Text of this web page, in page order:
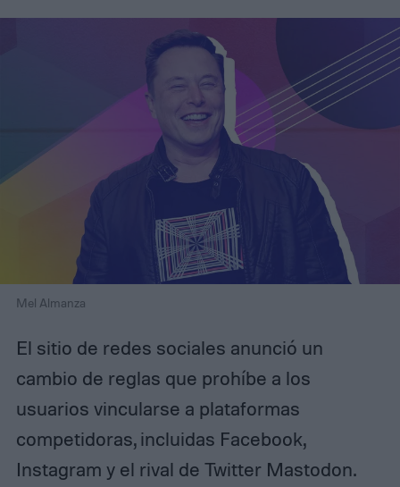
Mel Almanza
El sitio de redes sociales anunció un
cambio de reglas que prohíbe a los
usuarios vincularse a plataformas
competidoras, incluidas Facebook,
Instagram y el rival de Twitter Mastodon.